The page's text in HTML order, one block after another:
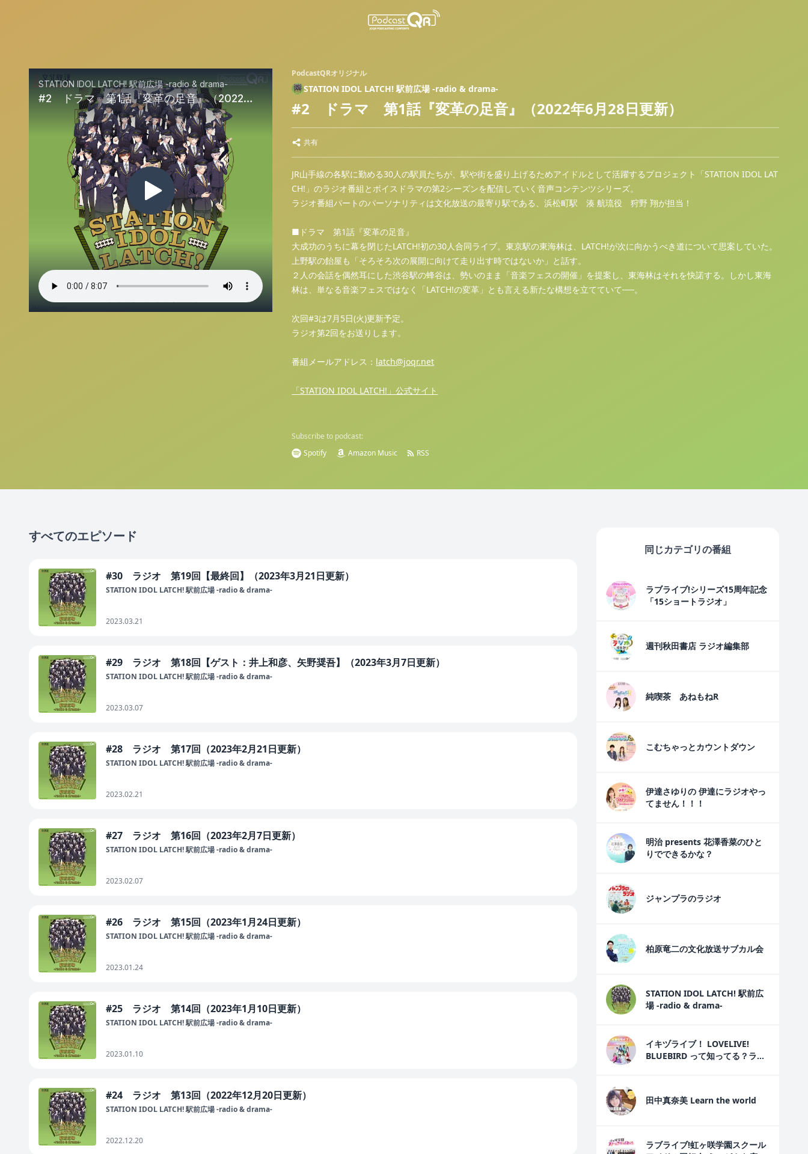
PodcastQRオリジナル
STATION IDOL LATCH! 駅前広場 -radio & drama-
#2 ドラマ 第1話『変革の足音』（2022年6月28日更新）
共有
JR山手線の各駅に勤める30人の駅員たちが、駅や街を盛り上げるためアイドルとして活躍するプロジェクト「STATION IDOL LAT
CH!」のラジオ番組とボイスドラマの第2シーズンを配信していく音声コンテンツシリーズ。
ラジオ番組パートのパーソナリティは文化放送の最寄り駅である、浜松町駅 湊 航琉役 狩野 翔が担当！
■ドラマ 第1話『変革の足音』
大成功のうちに幕を閉じたLATCH!初の30人合同ライブ。東京駅の東海林は、LATCH!が次に向かうべき道について思案していた。
上野駅の飴屋も「そろそろ次の展開に向けて走り出す時ではないか」と話す。
２人の会話を偶然耳にした渋谷駅の蜂谷は、勢いのまま「音楽フェスの開催」を提案し、東海林はそれを快諾する。しかし東海
林は、単なる音楽フェスではなく「LATCH!の変革」とも言える新たな構想を立てていて──。
次回#3は7月5日(火)更新予定。
ラジオ第2回をお送りします。
番組メールアドレス： latch@joqr.net
「STATION IDOL LATCH!」公式サイト
Subscribe to podcast:
Spotify
Amazon Music RSS
すべてのエピソード
#30 ラジオ 第19回【最終回】（2023年3月21日更新）
STATION IDOL LATCH! 駅前広場 -radio & drama-
2023.03.21
#29 ラジオ 第18回【ゲスト：井上和彦、矢野奨吾】（2023年3月7日更新）
STATION IDOL LATCH! 駅前広場 -radio & drama-
2023.03.07
#28 ラジオ 第17回（2023年2月21日更新）
STATION IDOL LATCH! 駅前広場 -radio & drama-
2023.02.21
#27 ラジオ 第16回（2023年2月7日更新）
STATION IDOL LATCH! 駅前広場 -radio & drama-
2023.02.07
#26 ラジオ 第15回（2023年1月24日更新）
STATION IDOL LATCH! 駅前広場 -radio & drama-
2023.01.24
#25 ラジオ 第14回（2023年1月10日更新）
STATION IDOL LATCH! 駅前広場 -radio & drama-
2023.01.10
#24 ラジオ 第13回（2022年12月20日更新）
STATION IDOL LATCH! 駅前広場 -radio & drama-
2022.12.20
同じカテゴリの番組
ラブライブ!シリーズ15周年記念
「15ショートラジオ」
週刊秋田書店 ラジオ編集部
純喫茶 あねもねR
こむちゃっとカウントダウン
伊達さゆりの 伊達にラジオやっ
てません！！！
明治 presents 花澤香菜のひと
りでできるかな？
ジャンプラのラジオ
柏原竜二の文化放送サブカル会
STATION IDOL LATCH! 駅前広
場 -radio & drama-
イキヅライブ！ LOVELIVE!
BLUEBIRD って知ってる？ラジ
田中真奈美 Learn the world
ラブライブ!虹ヶ咲学園スクール